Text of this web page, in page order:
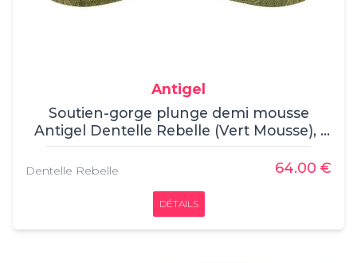
Antigel
Soutien-gorge plunge demi mousse
Antigel Dentelle Rebelle (Vert Mousse), ,
Soutien-Gorge Triangle, Antigel, , 47%
Polyester, 35% Polyamide, 14%
Dentelle Rebelle 64.00 €
DÉTAILS